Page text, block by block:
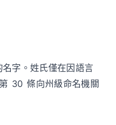
字。姓氏僅在因語言
30 條向州級命名機關